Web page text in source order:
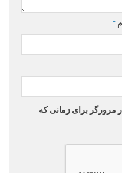
*
مرورگر برای زمانی که